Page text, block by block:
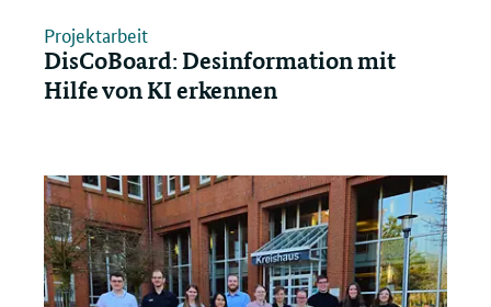
Projektarbeit
DisCoBoard: Desinformation mit
Hilfe von KI erkennen